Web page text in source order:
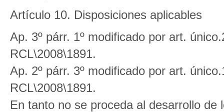
Artículo 10. Disposiciones aplicables
Ap. 3º párr. 1º modificado por art.
RCL\2008\1891.
Ap. 2º párr. 3º modificado por art.
RCL\2008\1891.
En tanto no se proceda al desarrollo